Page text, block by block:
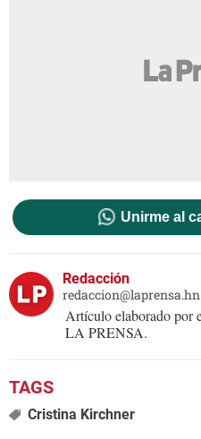
Unirme al
Redacción
redaccion@laprensa.hn
Artículo elaborado por
LA PRENSA.
Cristina Kirchner